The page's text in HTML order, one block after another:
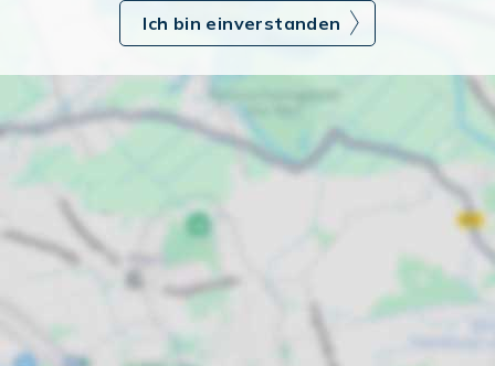
Ich bin einverstanden